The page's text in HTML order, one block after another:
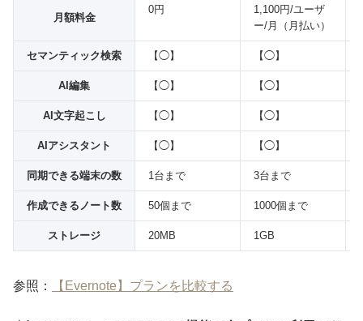
月額料金
0円
1,100円/ユーザ
ー/月（月払い）
セマンティック検索 【◯】 【◯】
AI編集 【◯】 【◯】
AI文字起こし 【◯】 【◯】
AIアシスタント 【◯】 【◯】
同期できる端末の数 1台まで 3台まで
作成できるノート数 50個まで 1000個まで
ストレージ 20MB 1GB
参照： 【Evernote】プランを比較する